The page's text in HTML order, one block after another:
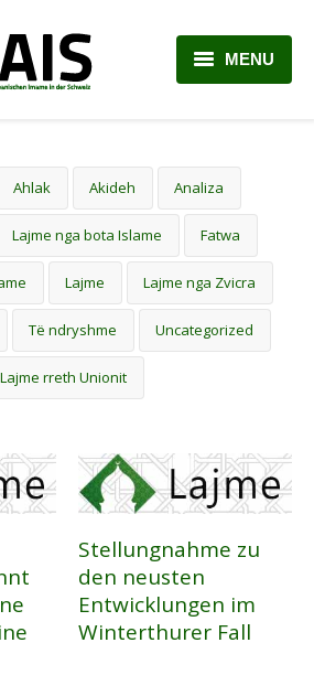
MENU
RRETH NESH
ARTIKUJ
PLANI MËSIMOR
KONTAKTI
Ahlak Akideh Analiza
Lajme nga bota Islame Fatwa
Lajme Lajme nga Zvicra
Të ndryshme Uncategorized
Lajme rreth Unionit
Stellungnahme zu
den neusten
Entwicklungen im
Winterthurer Fall